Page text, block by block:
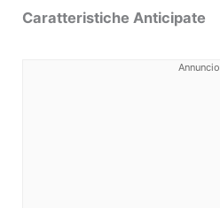
Caratteristiche Anticipate
Annuncio